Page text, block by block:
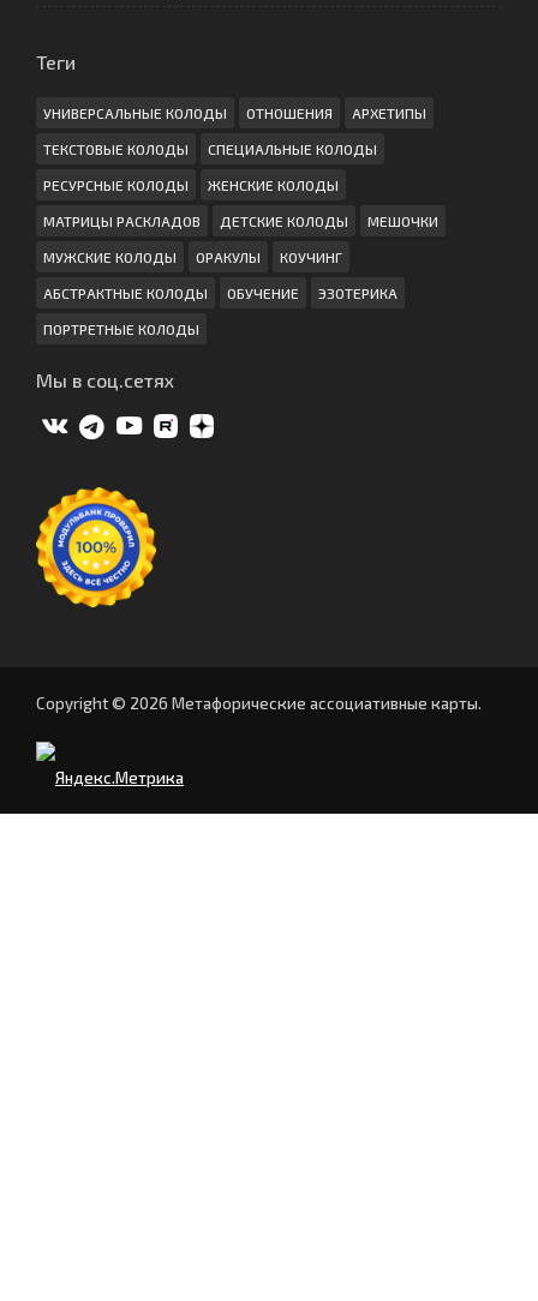
Теги
УНИВЕРСАЛЬНЫЕ КОЛОДЫ ОТНОШЕНИЯ АРХЕТИПЫ
ТЕКСТОВЫЕ КОЛОДЫ СПЕЦИАЛЬНЫЕ КОЛОДЫ
РЕСУРСНЫЕ КОЛОДЫ ЖЕНСКИЕ КОЛОДЫ
МАТРИЦЫ РАСКЛАДОВ ДЕТСКИЕ КОЛОДЫ МЕШОЧКИ
МУЖСКИЕ КОЛОДЫ ОРАКУЛЫ КОУЧИНГ
АБСТРАКТНЫЕ КОЛОДЫ ОБУЧЕНИЕ ЭЗОТЕРИКА
ПОРТРЕТНЫЕ КОЛОДЫ
Мы в соц.сетях
Copyright © 2026 Метафорические ассоциативные карты.